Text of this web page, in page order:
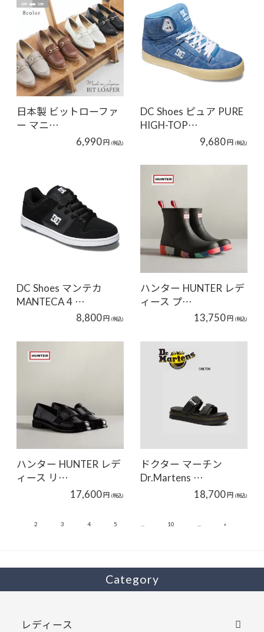
日本製 ビットローファ
ー マニ…
6,990円 (税込)
DC Shoes ピュア PURE
HIGH-TOP…
9,680円 (税込)
DC Shoes マンテカ
MANTECA 4 …
8,800円 (税込)
ハンター HUNTER レデ
ィース プ…
13,750円 (税込)
ハンター HUNTER レデ
ィース リ…
17,600円 (税込)
ドクター マーチン
Dr.Martens …
18,700円 (税込)
2 3 4 5 ... 10 ... »
Category
レディース